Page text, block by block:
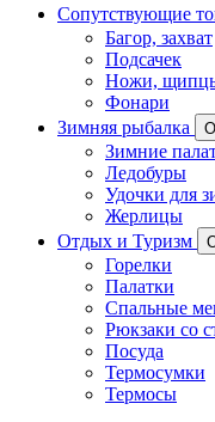
Сопутствующие
Багор, захват
Подсачек
Ножи,
Фонари
Зимняя рыбалка
Зимние
Ледобуры
Удочки для
Жерлицы
Отдых и Туризм
Горелки
Палатки
Спальные
Рюкзаки со
Посуда
Термосумки
Термосы